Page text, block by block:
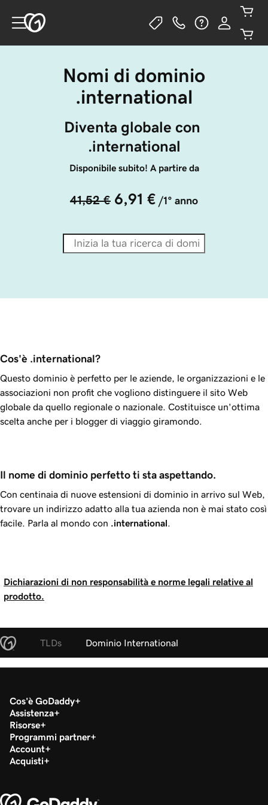
Nomi di dominio
.international
Diventa globale con
.international
Disponibile subito! A partire da
41,52 € 6,91 € /1° anno
Cos'è .international?
Questo dominio è perfetto per le aziende, le organizzazioni e le
associazioni non profit che vogliono distinguere il sito Web
globale da quello regionale o nazionale. Costituisce un'ottima
scelta anche per i blogger di viaggio giramondo.
Il nome di dominio perfetto ti sta aspettando.
Con centinaia di nuove estensioni di dominio in arrivo sul Web,
trovare un indirizzo adatto alla tua azienda non è mai stato così
facile. Parla al mondo con .international
Dichiarazioni di non responsabilità e norme legali relative al
prodotto.
TLDs Dominio International
Cos'è GoDaddy
Assistenza
Risorse
Programmi partner
Account
Acquisti